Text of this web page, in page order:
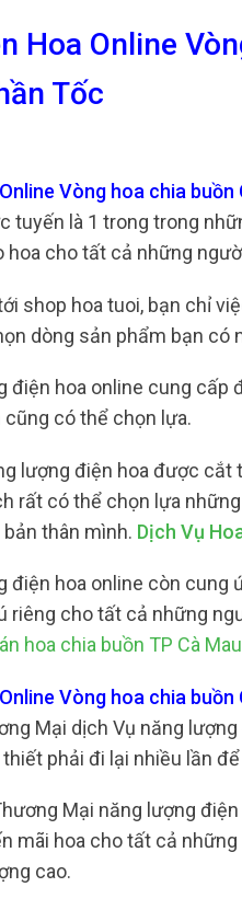
Hoa Online
Tốc
Vòng hoa chia
tuyến là 1 trong trong
hoa cho tất cả những
shop hoa tuoi, bạn chỉ
dòng sản phẩm bạn có
điện hoa online cung
có thể chọn lựa.
lượng điện hoa được
rất có thể chọn lựa
thân mình. Dịch Vụ
điện hoa online còn cung
riêng cho tất cả những
hoa chia buồn TP Cà Mau
Vòng hoa chia
Mại dịch Vụ năng
phải đi lại nhiều lần
Mại năng lượng
mãi hoa cho tất cả
cao.